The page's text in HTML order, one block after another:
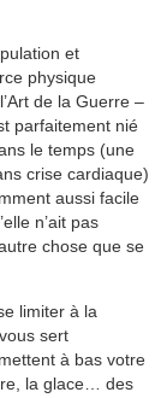
et
physique
de la Guerre –
parfaitement nié
le temps (une
crise cardiaque)
aussi facile
n’ait pas
chose que se
limiter à la
sert
à bas votre
la glace… des